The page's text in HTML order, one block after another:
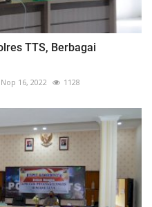
TTS, Berbagai
Nop 16, 2022 1128